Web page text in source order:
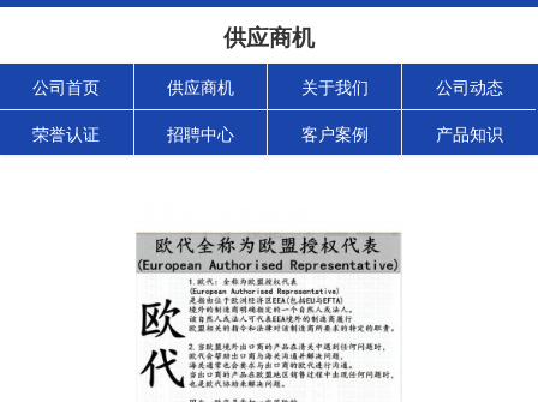
供应商机
公司首页 供应商机 关于我们 公司动态
荣誉认证 招聘中心 客户案例 产品知识